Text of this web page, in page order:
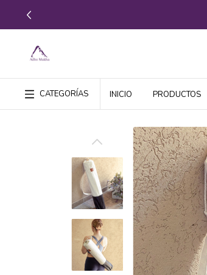
CATEGORÍAS INICIO PRODUCTOS